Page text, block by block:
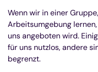
Wenn wir in einer
Arbeitsumgebung
uns angeboten wird.
für uns nutzlos, andere
begrenzt.